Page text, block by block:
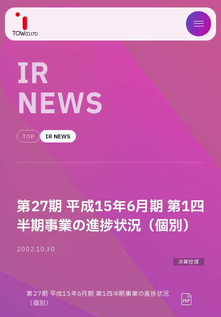
ABOUT US
WORKS
COMPANY
IR
IR
NEWS
TOP IR NEWS
第27期 平成15年6月期 第1四
半期事業の進捗状況（個別）
2002.10.30
決算短信
第27期 平成15年6月期 第1四半期事業の進捗状況
（個別）